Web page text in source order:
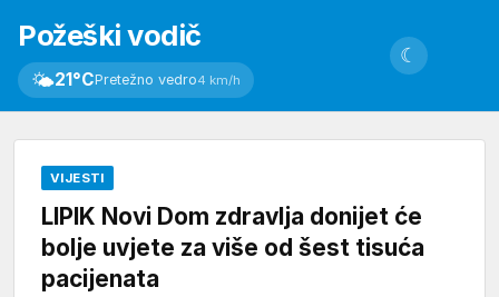
Požeški vodič
🌤21°CPretežno vedro4 km/h
☾
VIJESTI
LIPIK Novi Dom zdravlja donijet će
bolje uvjete za više od šest tisuća
pacijenata